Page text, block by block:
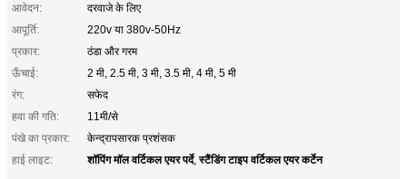
आवेदन:
दरवाजे के लिए
आपूर्ति:
220v या 380v-50Hz
प्रकार:
ठंडा और गरम
ऊँचाई:
2 मी, 2.5 मी, 3 मी, 3.5 मी, 4 मी, 5 मी
रंग:
सफेद
हवा की गति:
11मी/से
पंखे का प्रकार:
केन्द्रापसारक प्रशंसक
हाई लाइट:
शॉपिंग मॉल वर्टिकल एयर पर्दे,स्टैंडिंग टाइप वर्टिकल एयर कर्टेन